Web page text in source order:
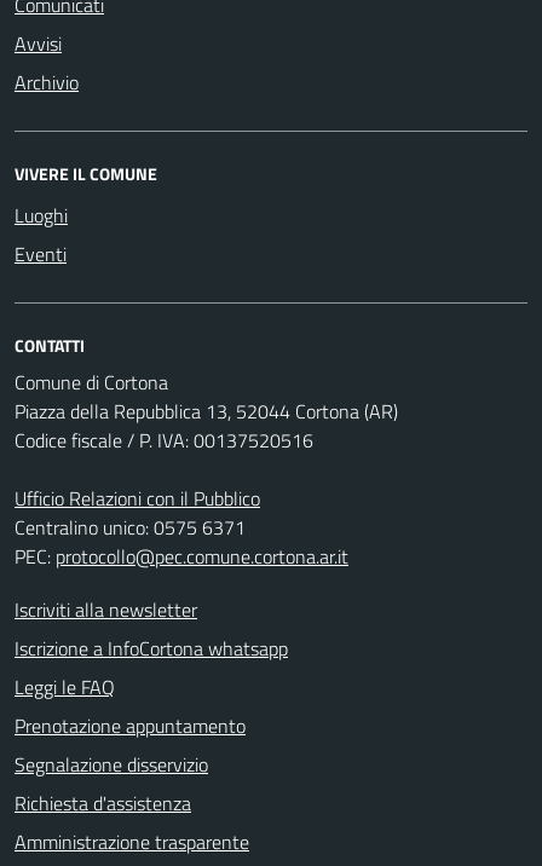
Avvisi
Archivio
VIVERE IL COMUNE
Luoghi
Eventi
CONTATTI
Comune di Cortona
Piazza della Repubblica 13, 52044 Cortona (AR)
Codice fiscale / P. IVA: 00137520516
Ufficio Relazioni con il Pubblico
Centralino unico: 0575 6371
PEC: protocollo@pec.comune.cortona.ar.it
Iscriviti alla newsletter
Iscrizione a InfoCortona whatsapp
Leggi le FAQ
Prenotazione appuntamento
Segnalazione disservizio
Richiesta d'assistenza
Amministrazione trasparente